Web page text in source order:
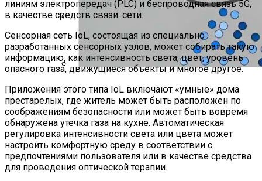
Как Состояние Сына Михаила
Ефремова, Который Выпал Из Окна
Ученые-Компьютерщики Изобрели
Простой Метод Ускорения Очистки
Кэша
линиям электропередач (PLC) и беспроводная связь 5G,
в качестве средств связи. сети.
Сенсорная сеть IoL, состоящая из специально
разработанных сенсорных узлов, может собирать такую ​​
информацию, как интенсивность света, цвет, уровень
опасного газа, движущиеся объекты и многое другое.
Приложения этого типа IoL включают «умные» дома
престарелых, где житель может быть расположен по
соображениям безопасности или может быть вовремя
обнаружена утечка газа на кухне. Автоматическая
регулировка интенсивности света или цвета может
настроить комфортную среду в соответствии с
предпочтениями пользователя или в качестве средства
для проведения оптической терапии.